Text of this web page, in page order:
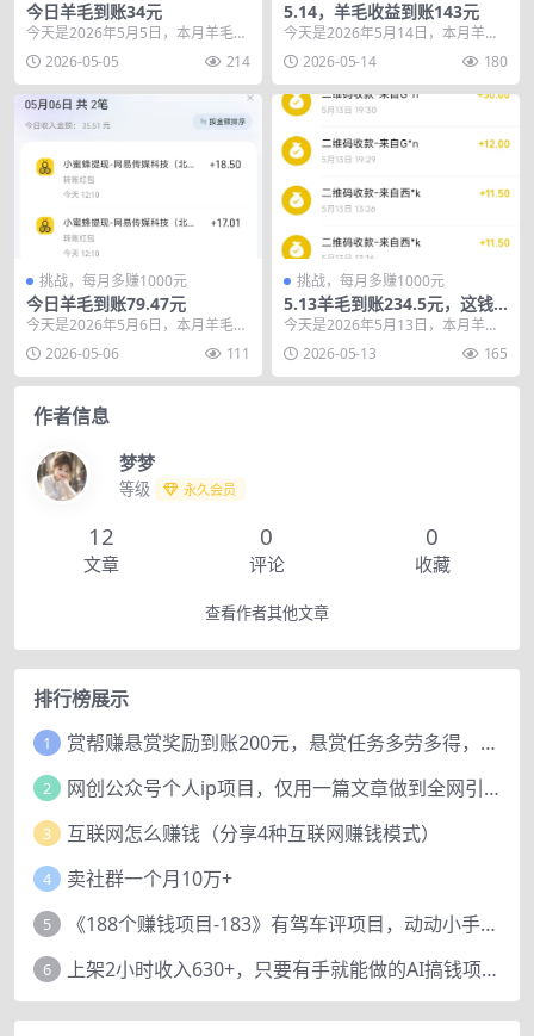
今日羊毛到账34元
今天是2026年5月5日，本月羊毛目
标依然是1000，本月羊毛累计到账
130.1...
2026-05-05 214
5.14，羊毛收益到账143元
今天是2026年5月14日，本月羊毛
目标依然是1000，本月羊毛累计到
账764....
2026-05-14 180
挑战，每月多赚1000元
今日羊毛到账79.47元
今天是2026年5月6日，本月羊毛目
标依然是1000，本月羊毛累计到账
209.5...
2026-05-06 111
挑战，每月多赚1000元
5.13羊毛到账234.5元，这钱
咋这么容易挣
今天是2026年5月13日，本月羊毛
目标依然是1000，本月羊毛累计到
账611....
2026-05-13 165
作者信息
梦梦
等级 永久会员
12
文章
0
评论
0
收藏
查看作者其他文章
排行榜展示
1 赏帮赚悬赏奖励到账200元，悬赏任务多劳多得，人人可做。
2 网创公众号个人ip项目，仅用一篇文章做到全网引流！
3 互联网怎么赚钱（分享4种互联网赚钱模式）
4 卖社群一个月10万+
5 《188个赚钱项目-183》有驾车评项目，动动小手，复制粘贴赚44元！
6 上架2小时收入630+，只要有手就能做的AI搞钱项目，奶奶看完都能学会!